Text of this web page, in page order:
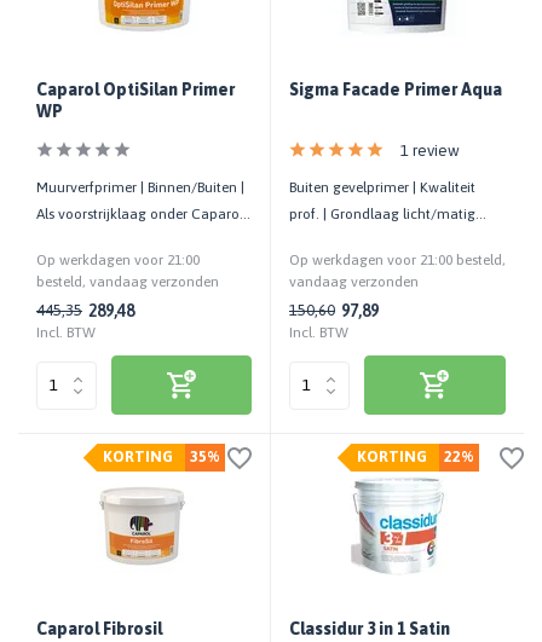
Caparol OptiSilan Primer
WP
Muurverfprimer | Binnen/Buiten |
Als voorstrijklaag onder Caparol
Op werkdagen voor 21:00
besteld, vandaag verzonden
445,35 289,48
Incl. BTW
Sigma Facade Primer Aqua
1 review
Buiten gevelprimer | Kwaliteit
prof. | Grondlaag licht/matig
Op werkdagen voor 21:00 besteld,
vandaag verzonden
150,60 97,89
Incl. BTW
35%
KORTING
Caparol Fibrosil
22%
KORTING
Classidur 3 in 1 Satin